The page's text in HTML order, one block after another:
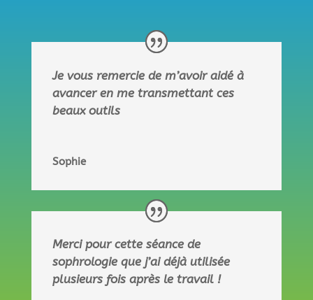
Je vous remercie de m’avoir aidé à
avancer en me transmettant ces
beaux outils
Sophie
Merci pour cette séance de
sophrologie que j’ai déjà utilisée
plusieurs fois après le travail !